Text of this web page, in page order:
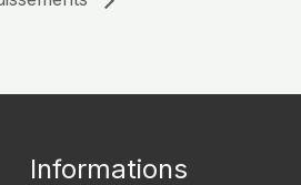
Informations